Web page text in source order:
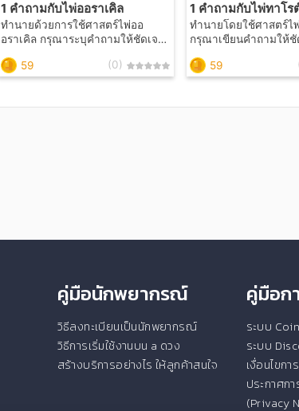
1 คำถามกับไพ่ออราเคิล
ทำนายด้วยการใช้ศาสตร์ไพ่ออ
อราเคิล กรุณาระบุคำถามให้ชัดเจน
59
(0)
1 คำถามกับไพ่ทาโร
ทำนายโดยใช้ศาสตร์ไ
กรุณาเขียนคำถามให้ชัด
59
คู่มือนักพยากรณ์
วิธีลงทะเบียนเป็นนักพยากรณ์
วิธีการเริ่มใช้งานบน a ดวง
สร้างบริการอย่างไร ให้ลูกค้าสนใจ
คู่มือก
ระบบ Coin
ระบบ
เงื่อนไขกา
ประกาศก
(Privacy